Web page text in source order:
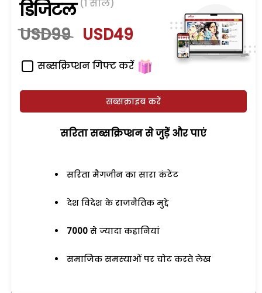
डिजिटल (1 साल)
USD99 USD49
सब्सक्रिप्शन गिफ्ट करें
सब्सक्राइब करें
सरिता सब्सक्रिप्शन से जुड़ेें और पाएं
सरिता मैगजीन का सारा कंटेंट
देश विदेश के राजनैतिक मुद्दे
7000 से ज्यादा कहानियां
समाजिक समस्याओं पर चोट करते लेख